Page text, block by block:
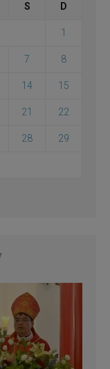
S D
1
7 8
14 15
21 22
28 29